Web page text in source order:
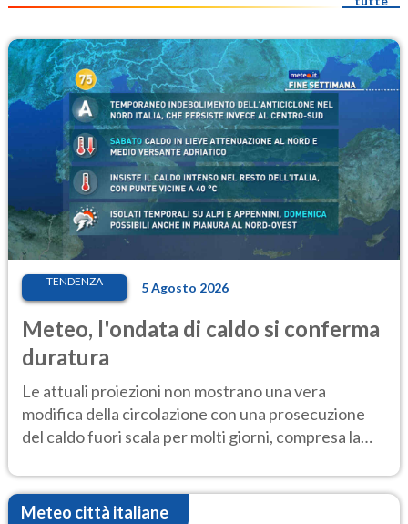
TENDENZA 5 Agosto 2026
Meteo, l'ondata di caldo si conferma
duratura
Le attuali proiezioni non mostrano una vera
modifica della circolazione con una prosecuzione
del caldo fuori scala per molti giorni, compresa la
Meteo città italiane